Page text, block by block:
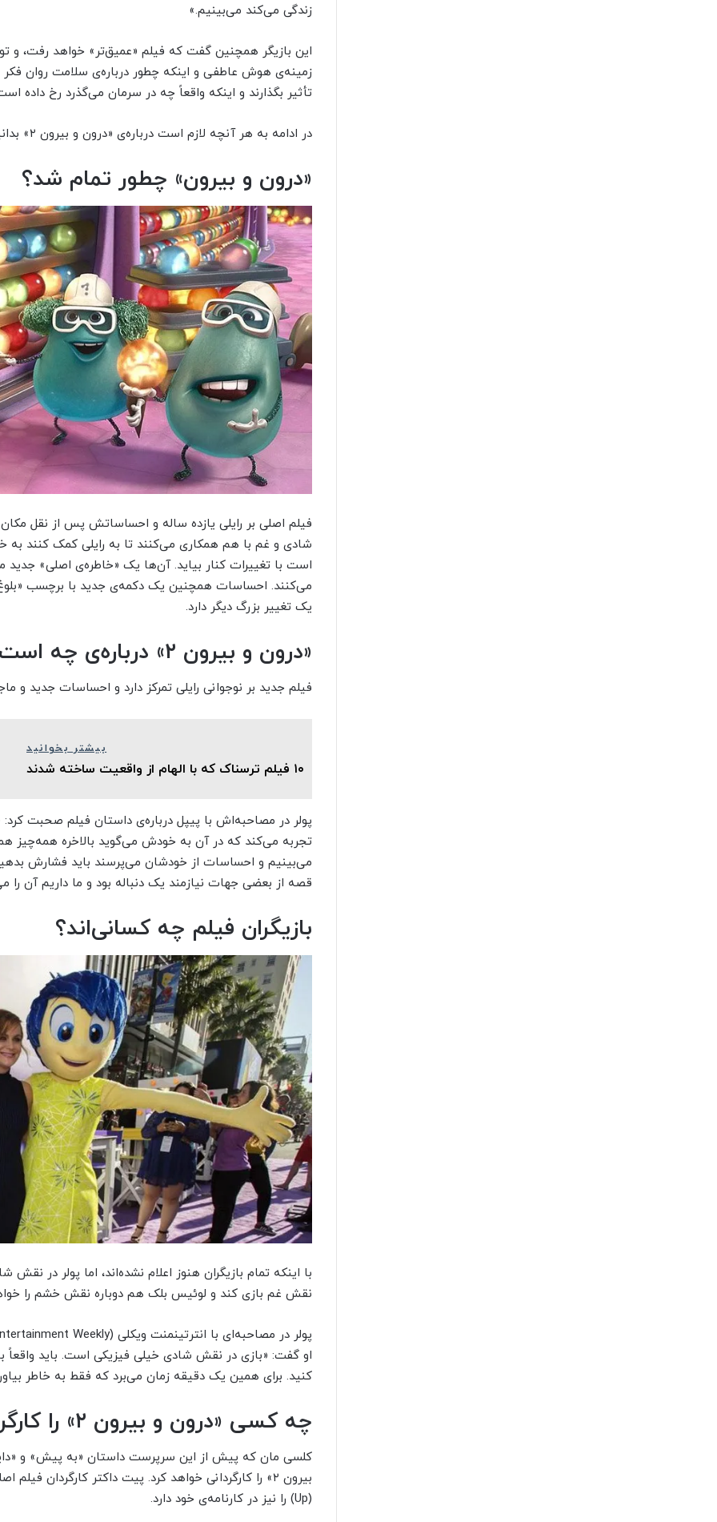
زندگی می‌کند می‌بینیم.»
این بازیگر همچنین گفت که فیلم «عمیق‌تر» خواهد رفت، و
زمینه‌ی هوش عاطفی و اینکه چطور درباره‌ی سلامت روان
تأثیر بگذارند و اینکه واقعاً چه در سرمان می‌گذرد رخ داده
در ادامه به هر آنچه لازم است درباره‌ی «درون و بیرون ۲» بدانیم می‌پردازیم؛ از داستان گرفته تا تاریخ اکران.
«درون و بیرون» چطور تمام شد؟
فیلم اصلی بر رایلی یازده‌ ساله و احساساتش پس از نقل
شادی و غم با هم همکاری می‌کنند تا به رایلی کمک کنند
است با تغییرات کنار بیاید. آن‌ها یک «خاطره‌ی اصلی»
می‌کنند. احساسات همچنین یک دکمه‌ی جدید با برچسب
یک تغییر بزرگ دیگر دارد.
«درون و بیرون ۲» درباره‌ی چه است؟
فیلم جدید بر نوجوانی رایلی تمرکز دارد و احساسات جدید و
بیشتر بخوانید
۱۰ فیلم ترسناک که با الهام از واقعیت ساخته شدند
پولر در مصاحبه‌اش با پیپل درباره‌ی داستان فیلم صحبت
تجربه می‌کند که در آن به خودش می‌گوید بالاخره همه‌چیز
می‌بینیم و احساسات از خودشان می‌پرسند باید فشارش
قصه از بعضی جهات نیازمند یک دنباله بود و ما داریم آن را
بازیگران فیلم چه کسانی‌اند؟
با اینکه تمام بازیگران هنوز اعلام نشده‌اند، اما پولر در
نقش غم بازی کند و لوئیس بلک هم دوباره نقش خشم را
او گفت: «بازی در نقش شادی خیلی فیزیکی است. باید واقعاً
کنید. برای همین یک دقیقه زمان می‌برد که فقط به‌ خاطر
چه کسی «درون و بیرون ۲» را کارگردانی خواهد کرد؟
(Up) را نیز در کارنامه‌ی خود دارد.